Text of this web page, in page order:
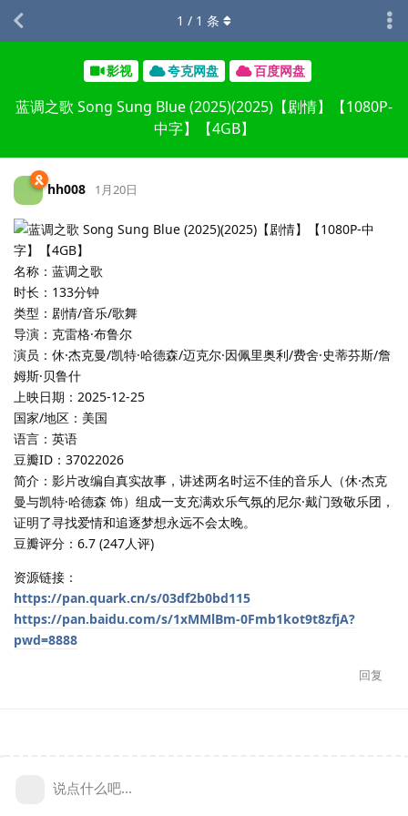
影视 夸克网盘 百度网盘
蓝调之歌 Song Sung Blue (2025)(2025)【剧情】【1080P-
中字】【4GB】
1 / 1 条
hh008 1月20日
名称：蓝调之歌
时长：133分钟
类型：剧情/音乐/歌舞
导演：克雷格·布鲁尔
演员：休·杰克曼/凯特·哈德森/迈克尔·因佩里奥利/费舍·史蒂芬斯/詹
姆斯·贝鲁什
上映日期：2025-12-25
国家/地区：美国
语言：英语
豆瓣ID：37022026
简介：影片改编自真实故事，讲述两名时运不佳的音乐人（休·杰克
曼与凯特·哈德森 饰）组成一支充满欢乐气氛的尼尔·戴门致敬乐团，
证明了寻找爱情和追逐梦想永远不会太晚。
豆瓣评分：6.7 (247人评)
资源链接：
https://pan.quark.cn/s/03df2b0bd115
https://pan.baidu.com/s/1xMMlBm-0Fmb1kot9t8zfjA?
pwd=8888
回复
说点什么吧...